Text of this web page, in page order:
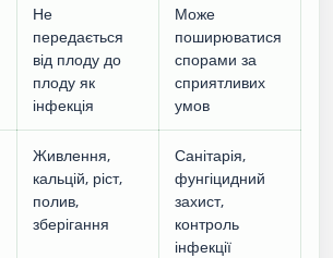
Не
передається
від плоду до
плоду як
інфекція
Може
поширюватися
спорами за
сприятливих
умов
Живлення,
кальцій, ріст,
полив,
зберігання
Санітарія,
фунгіцидний
захист,
контроль
інфекції